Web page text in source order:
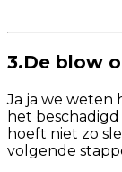
3.De blow
Ja ja we weten
het
hoeft niet zo
volgende